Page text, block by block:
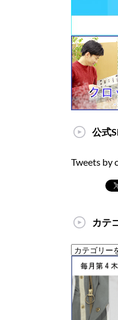
公式
Tweets by
カテ